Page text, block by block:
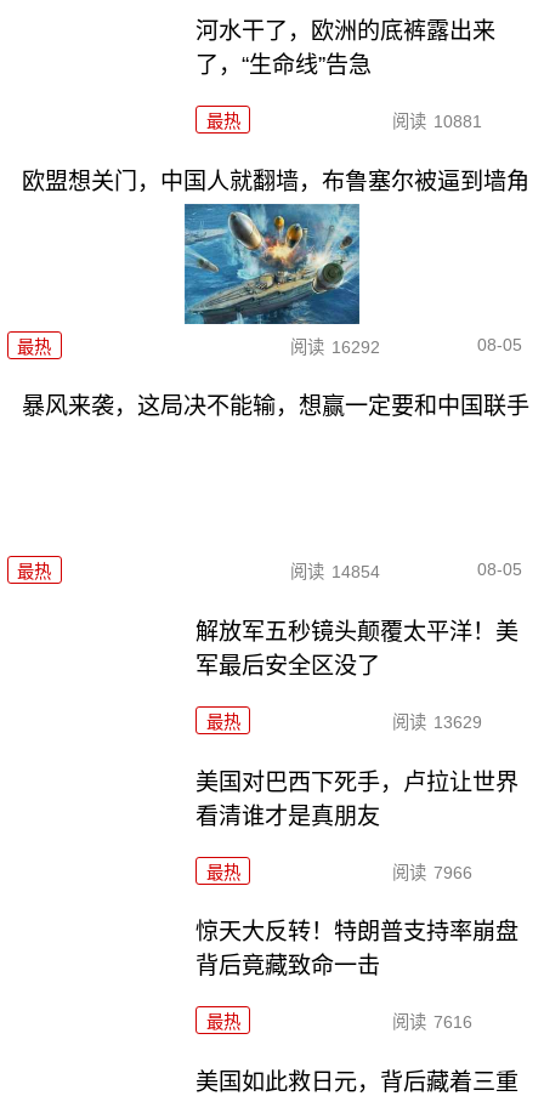
河水干了，欧洲的底裤露出来
了，“生命线”告急
最热 阅读 10881
欧盟想关门，中国人就翻墙，布鲁塞尔被逼到墙角
最热 阅读 16292 08-05
暴风来袭，这局决不能输，想赢一定要和中国联手
最热 阅读 14854 08-05
解放军五秒镜头颠覆太平洋！美
军最后安全区没了
最热 阅读 13629
美国对巴西下死手，卢拉让世界
看清谁才是真朋友
最热 阅读 7966
惊天大反转！特朗普支持率崩盘
背后竟藏致命一击
最热 阅读 7616
美国如此救日元，背后藏着三重